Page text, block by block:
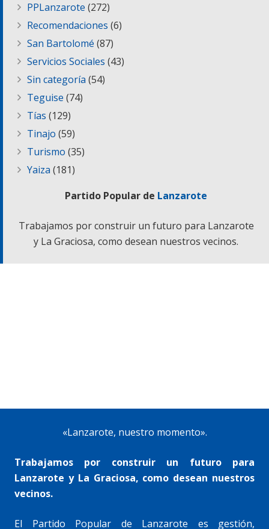
PPLanzarote (272)
Recomendaciones (6)
San Bartolomé (87)
Servicios Sociales (43)
Sin categoría (54)
Teguise (74)
Tías (129)
Tinajo (59)
Turismo (35)
Yaiza (181)
Partido Popular de Lanzarote
Trabajamos por construir un futuro para Lanzarote
y La Graciosa, como desean nuestros vecinos.
«Lanzarote, nuestro momento».
Trabajamos por construir un futuro para
Lanzarote y La Graciosa, como desean nuestros
vecinos.
El Partido Popular de Lanzarote es gestión,